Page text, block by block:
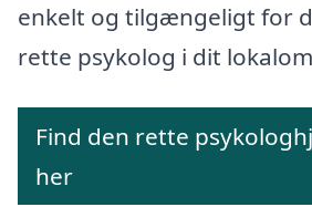
enkelt og tilgængeligt for
rette psykolog i dit
Find den rette
her